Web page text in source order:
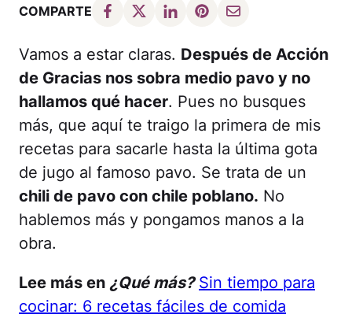
COMPARTE
Vamos a estar claras. Después de Acción
de Gracias nos sobra medio pavo y no
hallamos qué hacer. Pues no busques
más, que aquí te traigo la primera de mis
recetas para sacarle hasta la última gota
de jugo al famoso pavo. Se trata de un
chili de pavo con chile poblano. No
hablemos más y pongamos manos a la
obra.
Lee más en ¿Qué más? Sin tiempo para
cocinar: 6 recetas fáciles de comida